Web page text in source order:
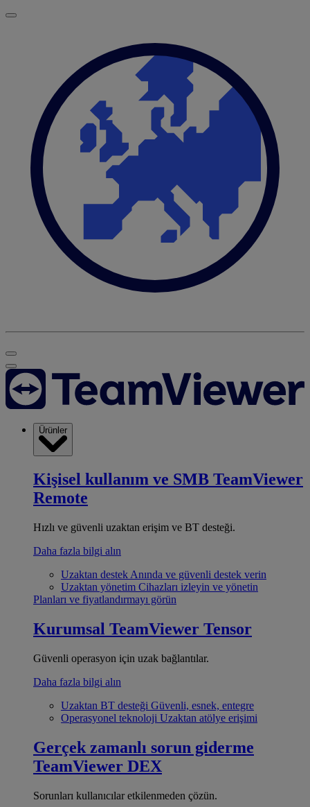
Ürünler
Kişisel kullanım ve SMB TeamViewer
Remote
Hızlı ve güvenli uzaktan erişim ve BT desteği.
Daha fazla bilgi alın
Uzaktan destek Anında ve güvenli destek verin
Uzaktan yönetim Cihazları izleyin ve yönetin
Planları ve fiyatlandırmayı görün
Kurumsal TeamViewer Tensor
Güvenli operasyon için uzak bağlantılar.
Daha fazla bilgi alın
Uzaktan BT desteği Güvenli, esnek, entegre
Operasyonel teknoloji Uzaktan atölye erişimi
Gerçek zamanlı sorun giderme
TeamViewer DEX
Sorunları kullanıcılar etkilenmeden çözün.